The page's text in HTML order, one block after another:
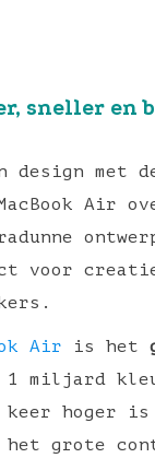
sneller en
design met
Air
voor
Air is het
miljard
hoger is
grote